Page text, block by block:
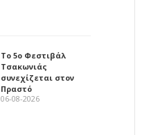
Το 5ο Φεστιβάλ
Τσακωνιάς
συνεχίζεται στον
Πραστό
06-08-2026